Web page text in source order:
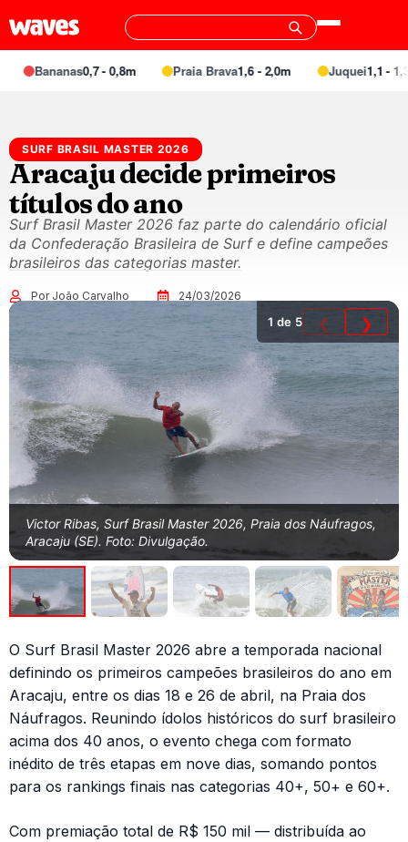
Bananas0,7 - 0,8m Praia Brava1,6 - 2,0m Juquei1,1 - 1,3m
SURF BRASIL MASTER 2026
Aracaju decide primeiros
títulos do ano
Surf Brasil Master 2026 faz parte do calendário oficial
da Confederação Brasileira de Surf e define campeões
brasileiros das categorias master.
Por João Carvalho 24/03/2026
Victor Ribas, Surf Brasil Master 2026, Praia dos Náufragos,
Aracaju (SE). Foto: Divulgação.
1 de 5 ❮ ❯
O Surf Brasil Master 2026 abre a temporada nacional
definindo os primeiros campeões brasileiros do ano em
Aracaju, entre os dias 18 e 26 de abril, na Praia dos
Náufragos. Reunindo ídolos históricos do surf brasileiro
acima dos 40 anos, o evento chega com formato
inédito de três etapas em nove dias, somando pontos
para os rankings finais nas categorias 40+, 50+ e 60+.
Com premiação total de R$ 150 mil — distribuída ao